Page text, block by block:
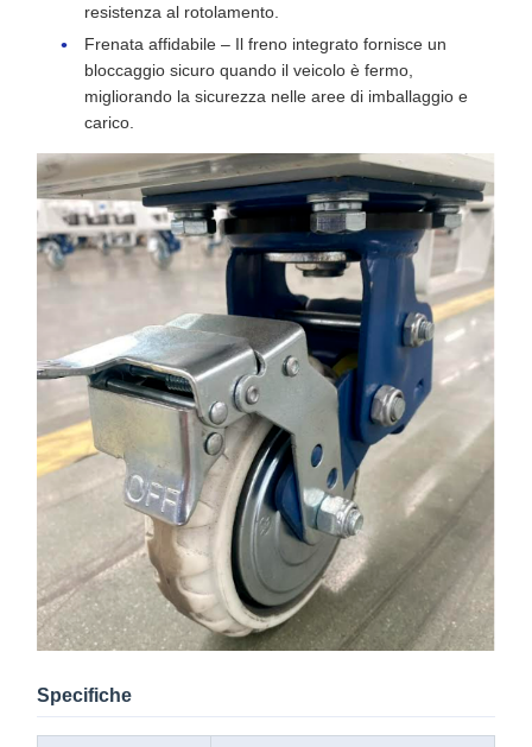
resistenza al rotolamento.
Frenata affidabile – Il freno integrato fornisce un
bloccaggio sicuro quando il veicolo è fermo,
migliorando la sicurezza nelle aree di imballaggio e
carico.
Specifiche